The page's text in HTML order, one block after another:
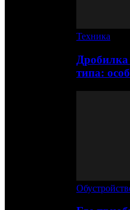
Техника
Дробилка
типа: